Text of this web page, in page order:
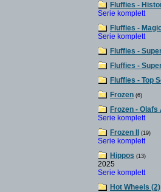
Fluffies -
Serie komplett
Fluffies -
Serie komplett
Fluffies -
Fluffies -
Fluffies - Top
Frozen (6)
Frozen -
Serie komplett
Frozen II
(19)
Serie komplett
Hippos (13)
2025
Serie komplett
Hot Wheels (2)